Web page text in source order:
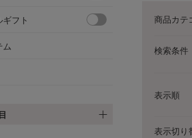
フト
ム
商品カテ
検索条件
表示順
表示切り